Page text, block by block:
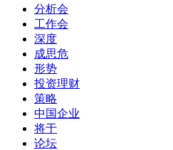
分析会
工作会
深度
成思危
形势
投资理财
策略
中国企业
将于
论坛